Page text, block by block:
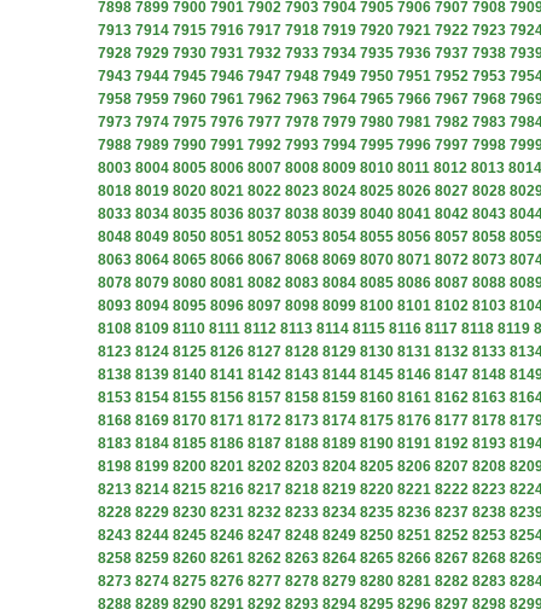
7898 7899 7900 7901 7902 7903 7904 7905 7906 7907 7908
7913 7914 7915 7916 7917 7918 7919 7920 7921 7922 7923
7928 7929 7930 7931 7932 7933 7934 7935 7936 7937 7938
7943 7944 7945 7946 7947 7948 7949 7950 7951 7952 7953
7958 7959 7960 7961 7962 7963 7964 7965 7966 7967 7968
7973 7974 7975 7976 7977 7978 7979 7980 7981 7982 7983
7988 7989 7990 7991 7992 7993 7994 7995 7996 7997 7998
8003 8004 8005 8006 8007 8008 8009 8010 8011 8012 8013 8014
8018 8019 8020 8021 8022 8023 8024 8025 8026 8027 8028
8033 8034 8035 8036 8037 8038 8039 8040 8041 8042 8043
8048 8049 8050 8051 8052 8053 8054 8055 8056 8057 8058
8063 8064 8065 8066 8067 8068 8069 8070 8071 8072 8073
8078 8079 8080 8081 8082 8083 8084 8085 8086 8087 8088
8093 8094 8095 8096 8097 8098 8099 8100 8101 8102 8103
8108 8109 8110 8111 8112 8113 8114 8115 8116 8117 8118 8119
8123 8124 8125 8126 8127 8128 8129 8130 8131 8132 8133
8138 8139 8140 8141 8142 8143 8144 8145 8146 8147 8148
8153 8154 8155 8156 8157 8158 8159 8160 8161 8162 8163
8168 8169 8170 8171 8172 8173 8174 8175 8176 8177 8178
8183 8184 8185 8186 8187 8188 8189 8190 8191 8192 8193
8198 8199 8200 8201 8202 8203 8204 8205 8206 8207 8208
8213 8214 8215 8216 8217 8218 8219 8220 8221 8222 8223
8228 8229 8230 8231 8232 8233 8234 8235 8236 8237 8238
8243 8244 8245 8246 8247 8248 8249 8250 8251 8252 8253
8258 8259 8260 8261 8262 8263 8264 8265 8266 8267 8268
8273 8274 8275 8276 8277 8278 8279 8280 8281 8282 8283
8288 8289 8290 8291 8292 8293 8294 8295 8296 8297 8298